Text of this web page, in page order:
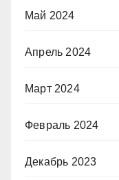
Май 2024
Апрель 2024
Март 2024
Февраль 2024
Декабрь 2023